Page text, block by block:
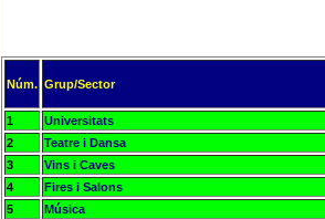
Núm. Grup/Sector
1
Universitats
2
Teatre i Dansa
3
Vins i Caves
4
Fires i Salons
5
Música